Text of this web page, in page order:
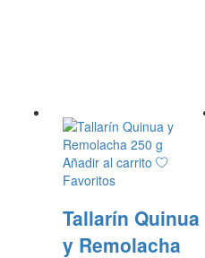
Añadir al carrito
Favoritos
Tallarín Quinua
y Remolacha